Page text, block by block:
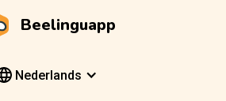
Beelinguapp
Nederlands